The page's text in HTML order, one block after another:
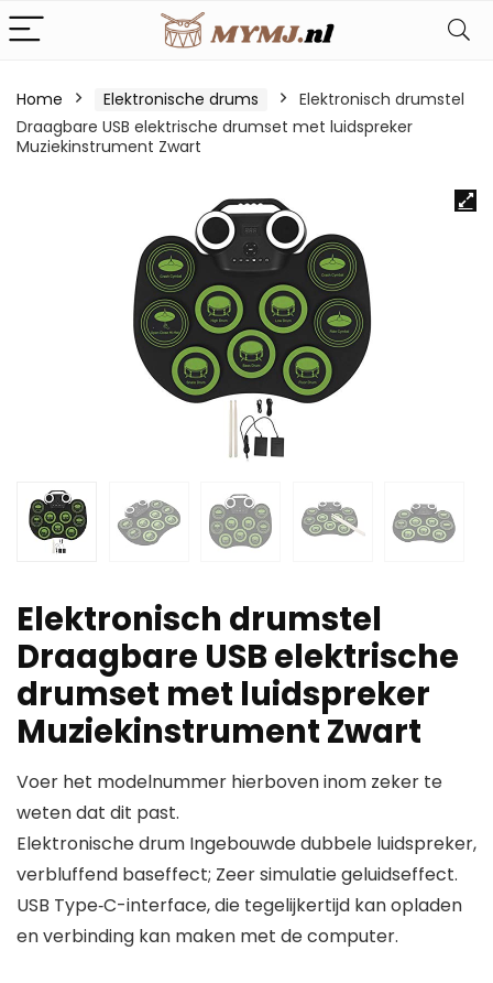
Home Elektronische drums
Elektronisch drumstel
Draagbare USB elektrische drumset met luidspreker
Muziekinstrument Zwart
Elektronisch drumstel
Draagbare USB elektrische
drumset met luidspreker
Muziekinstrument Zwart
Voer het modelnummer hierboven inom zeker te
weten dat dit past.
Elektronische drum Ingebouwde dubbele luidspreker,
verbluffend baseffect; Zeer simulatie geluidseffect.
USB Type‑C-interface, die tegelijkertijd kan opladen
en verbinding kan maken met de computer.